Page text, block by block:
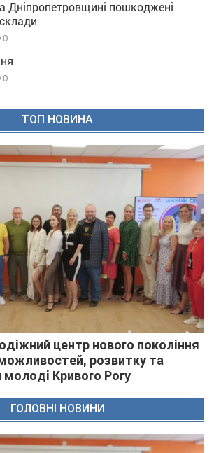
Дніпропетровщині пошкоджені
0
0
ТОП НОВИНА
центр нового покоління
розвитку та
молоді Кривого Рогу
ГОЛОВНІ НОВИНИ